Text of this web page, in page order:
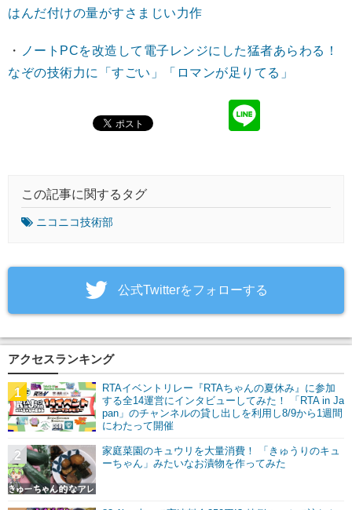
はんだ付けの量がすさまじい力作
・
ノートPCを改造して電子レンジにした猛者あらわる！
なぞの技術力に「すごい」「ロマンが足りてる」
この記事に関するタグ
ニコニコ技術部
‎公式Twitterをフォローする
アクセスランキング
RTAイベントリレー『RTAちゃんの夏休み』に参加
する全14運営にインタビューしてみた！ 「RTA in Ja
pan」のチャンネルの貸し出しを利用し8/9から1週間
にわたって開催
1
家庭菜園のキュウリを大量消費！ 「きゅうりのキュ
ーちゃん」みたいなお漬物を作ってみた
2